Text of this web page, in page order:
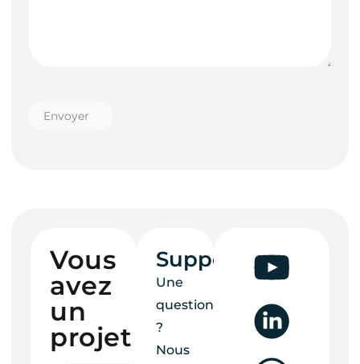
Envoyer
Vous
avez
un
projet ?
Support
Une
question
?
Nous